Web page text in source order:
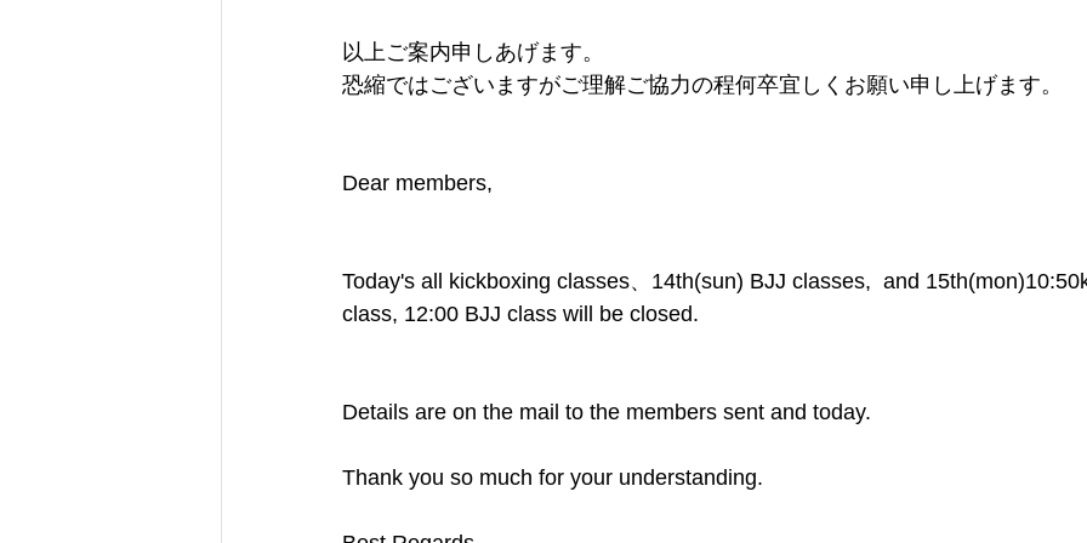
以上ご案内申しあげます。
恐縮ではございますがご理解ご協力の程何卒宜しくお願い申し上げます。
Dear members,
Today's all kickboxing classes、14th(sun) BJJ classes,  and
class, 12:00 BJJ class will be closed.
Details are on the mail to the members sent and today.
Thank you so much for your understanding.